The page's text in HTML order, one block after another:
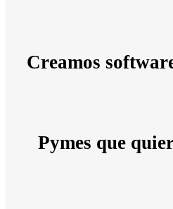
Creamos
Pymes que